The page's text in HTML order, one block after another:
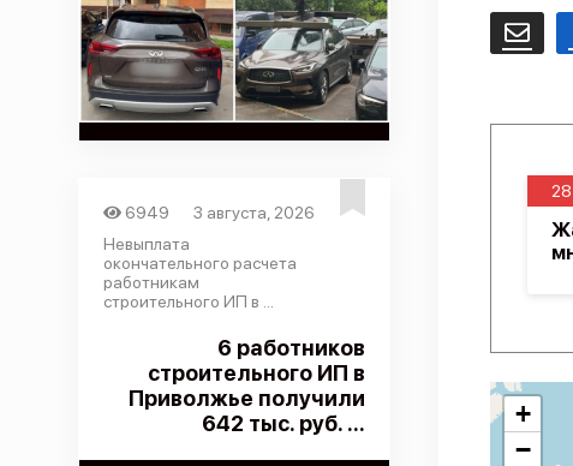
6949
3 августа, 2026
Невыплата
окончательного расчета
работникам
строительного ИП в ...
6 работников
строительного ИП в
Приволжье получили
642 тыс. руб. ...
Email
+
−